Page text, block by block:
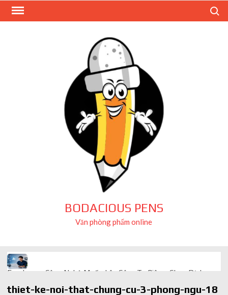
Skip
BODACIOUS PENS
Văn phòng phẩm online
Freelancer Công Nghệ Muốn Lên Công Ty Riêng: Chọn Dịch
thiet-ke-noi-that-chung-cu-3-phong-ngu-18